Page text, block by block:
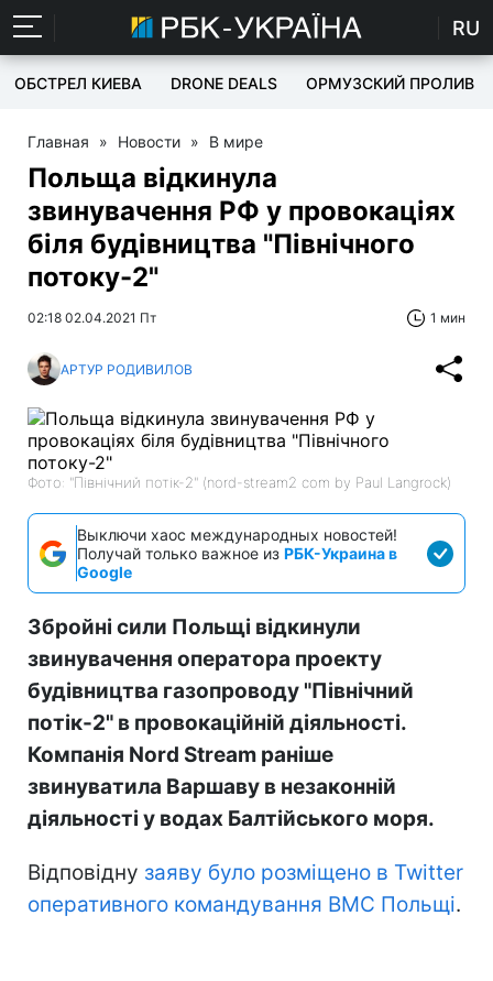
RU
ОБСТРЕЛ КИЕВА DRONE DEALS ОРМУЗСКИЙ ПРОЛИВ
Главная » Новости » В мире
Польща відкинула
звинувачення РФ у провокаціях
біля будівництва "Північного
потоку-2"
02:18 02.04.2021 Пт 1 мин
АРТУР РОДИВИЛОВ
Фото: "Північний потік-2" (nord-stream2 com by Paul Langrock)
Выключи хаос международных новостей!
Получай только важное из РБК-Украина в
Google
Збройні сили Польщі відкинули
звинувачення оператора проекту
будівництва газопроводу "Північний
потік-2" в провокаційній діяльності.
Компанія Nord Stream раніше
звинуватила Варшаву в незаконній
діяльності у водах Балтійського моря.
Відповідну заяву було розміщено в Twitter
оперативного командування ВМС Польщі.